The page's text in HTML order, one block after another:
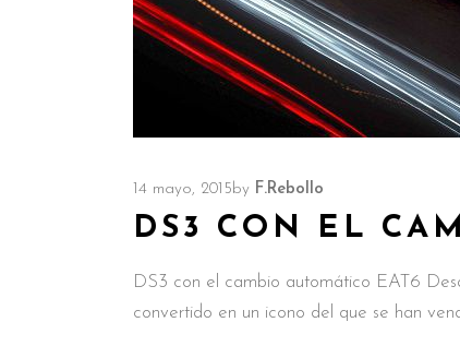
14 mayo, 2015by F.Rebollo
DS3 CON EL
DS3 con el cambio automático EAT6
convertido en un icono del que se han